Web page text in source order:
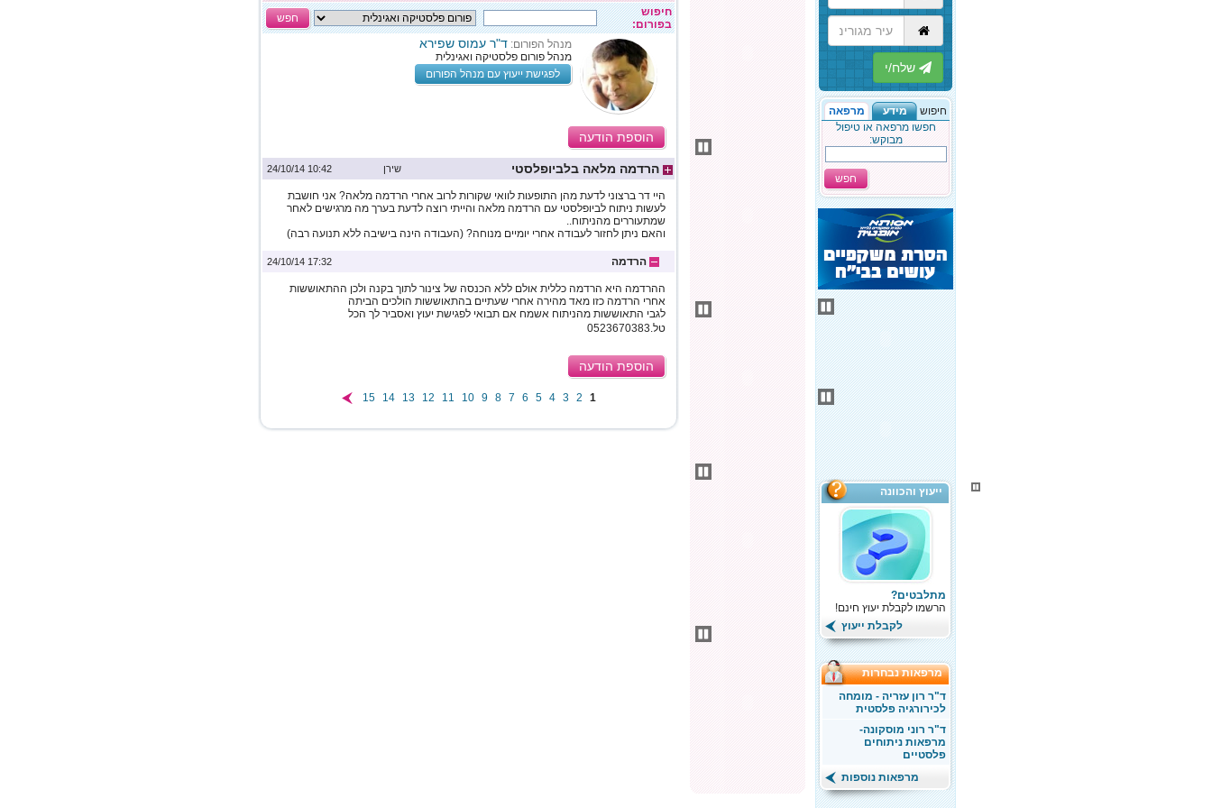
הבא
חיפוש מידע
מרפאה
חפשו מרפאה או טיפול
מבוקש:
חפש
ייעוץ והכוונה
מתלבטים?
הרשמו לקבלת יעוץ חינם!
לקבלת ייעוץ
מרפאות נבחרות
ד"ר רון עזריה - מומחה
לכירורגיה פלסטית
ד"ר רוני מוסקונה-
מרפאות ניתוחים
פלסטיים
מרפאות נוספות
חפש
חיפוש
בפורום:
מנהל הפורום: ד"ר עמוס שפירא
מנהל פורום פלסטיקה ואגינלית
לפגישת ייעוץ עם מנהל הפורום
הוספת הודעה
10:42 24/10/14 שירן הרדמה מלאה בלביופלסטי
היי דר ברצוני לדעת מהן התופעות לוואי שקורות לרוב אחרי הרדמה מלאה? אני חושבת
לעשות ניתוח לביופלסטי עם הרדמה מלאה והייתי רוצה לדעת בערך מה מרגישים לאחר
שמתעוררים מהניתוח..
והאם ניתן לחזור לעבודה אחרי יומיים מנוחה? (העבודה הינה בישיבה ללא תנועה רבה)
17:32 24/10/14 הרדמה
ההרדמה היא הרדמה כללית אולם ללא הכנסה של צינור לתוך בקנה ולכן ההתאוששות
אחרי הרדמה כזו מאד מהירה אחרי שעתיים בהתאוששות הולכים הביתה
לגבי התאוששות מהניתוח אשמח אם תבואי לפגישת יעוץ ואסביר לך הכל
טל.0523670383
הוספת הודעה
1
2
3
4
5
6
7
8
9
10
11
12
13
14
15